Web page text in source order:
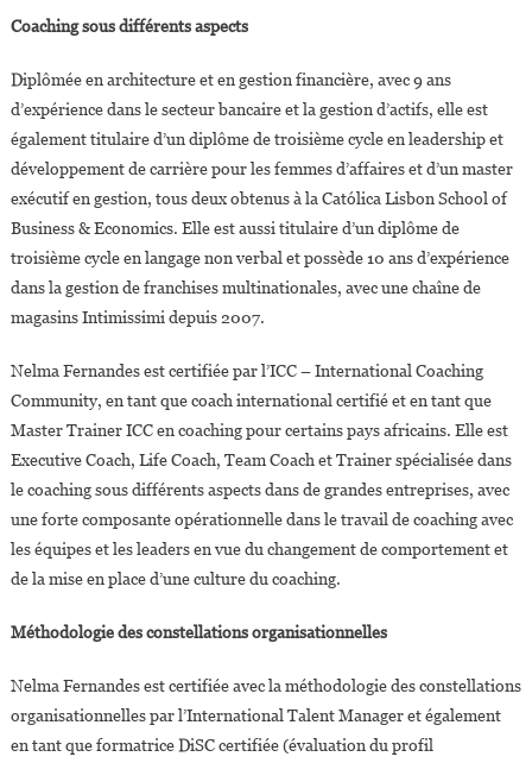
Coaching sous différents aspects
Diplômée en architecture et en gestion financière, avec 9 ans
d’expérience dans le secteur bancaire et la gestion d’actifs, elle est
également titulaire d’un diplôme de troisième cycle en leadership et
développement de carrière pour les femmes d’affaires et d’un master
exécutif en gestion, tous deux obtenus à la Católica Lisbon School of
Business & Economics. Elle est aussi titulaire d’un diplôme de
troisième cycle en langage non verbal et possède 10 ans d’expérience
dans la gestion de franchises multinationales, avec une chaîne de
magasins Intimissimi depuis 2007.
Nelma Fernandes est certifiée par l’ICC – International Coaching
Community, en tant que coach international certifié et en tant que
Master Trainer ICC en coaching pour certains pays africains. Elle est
Executive Coach, Life Coach, Team Coach et Trainer spécialisée dans
le coaching sous différents aspects dans de grandes entreprises, avec
une forte composante opérationnelle dans le travail de coaching avec
les équipes et les leaders en vue du changement de comportement et
de la mise en place d’une culture du coaching.
Méthodologie des constellations organisationnelles
Nelma Fernandes est certifiée avec la méthodologie des constellations
organisationnelles par l’International Talent Manager et également
en tant que formatrice DiSC certifiée (évaluation du profil